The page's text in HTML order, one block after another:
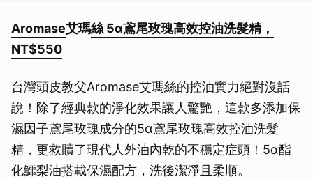
Aromase艾瑪絲 5α鳶尾玫瑰高效控油洗髮精，
NT$550
台灣頭皮教父Aromase艾瑪絲的控油實力絕對沒話
說！除了經典款的淨化效果讓人驚艷，這款多添加保
濕因子鳶尾玫瑰成分的5α鳶尾玫瑰高效控油洗髮
精，更救贖了現代人外油內乾的不穩定症頭！5α酯
化鱷梨油搭載保濕配方，洗後潔淨且柔順。